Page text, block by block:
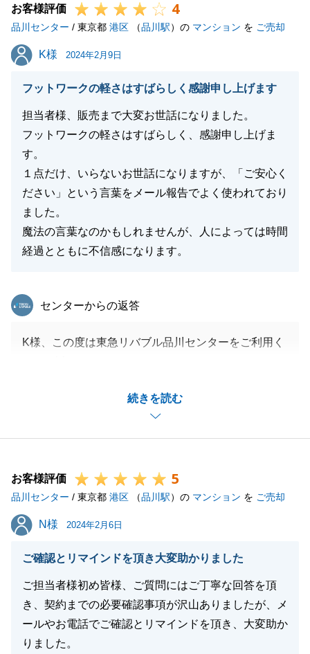
閉じる
お客様評価 4
品川センター / 東京都 港区 （品川駅）の マンション を ご売却
K様
K様 2024年2月9日
フットワークの軽さはすばらしく感謝申し上げます
担当者様、販売まで大変お世話になりました。
フットワークの軽さはすばらしく、感謝申し上げま
す。
１点だけ、いらないお世話になりますが、「ご安心く
ださい」という言葉をメール報告でよく使われており
ました。
魔法の言葉なのかもしれませんが、人によっては時間
経過とともに不信感になります。
続きを読む
東急リバブル
センターからの返答
K様、この度は東急リバブル品川センターをご利用く
一方で貴重なご意見をくださり重ねて御礼申し上げま
す。
識し、今後は改めてまいります。
また何かございましたらお気軽にお申し付けください
ませ。引き続きどうぞ宜しくお願いいたします。
閉じる
お客様評価 5
品川センター / 東京都 港区 （品川駅）の マンション を ご売却
N様
N様 2024年2月6日
ご確認とリマインドを頂き大変助かりました
ご担当者様初め皆様、ご質問にはご丁寧な回答を頂
き、契約までの必要確認事項が沢山ありましたが、メ
ールやお電話でご確認とリマインドを頂き、大変助か
りました。